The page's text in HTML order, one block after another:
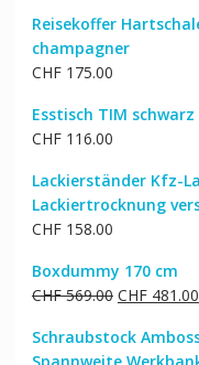
Reisekoffer
champagner
CHF175.00
Esstisch TIM schwarz
CHF116.00
Lackierständer Kfz-
Lackiertrocknung
CHF158.00
Boxdummy 170 cm
CHF569.00
war:
CHF481.00
Schraubstock